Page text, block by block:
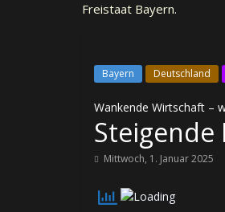
Freistaat Bayern.
Bayern Deutschland
Wankende Wirtschaft –
Steigende
Mittwoch, 1. Januar 2025